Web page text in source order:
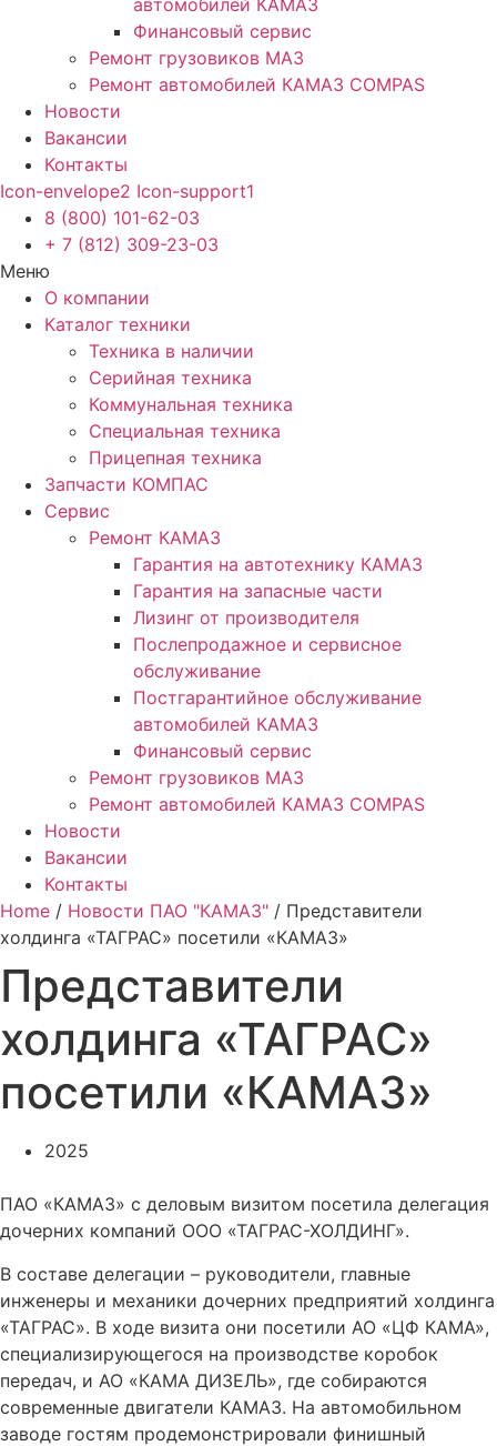
автомобилей КАМАЗ
Финансовый сервис
Ремонт грузовиков МАЗ
Ремонт автомобилей КАМАЗ COMPAS
Новости
Вакансии
Контакты
Icon-envelope2 Icon-support1
8 (800) 101-62-03
+ 7 (812) 309-23-03
Меню
О компании
Каталог техники
Техника в наличии
Серийная техника
Коммунальная техника
Специальная техника
Прицепная техника
Запчасти КОМПАС
Сервис
Ремонт КАМАЗ
Гарантия на автотехнику КАМАЗ
Гарантия на запасные части
Лизинг от производителя
Послепродажное и сервисное
обслуживание
Постгарантийное обслуживание
автомобилей КАМАЗ
Финансовый сервис
Ремонт грузовиков МАЗ
Ремонт автомобилей КАМАЗ COMPAS
Новости
Вакансии
Контакты
Home / Новости ПАО "КАМАЗ" / Представители
холдинга «ТАГРАС» посетили «КАМАЗ»
Представители
холдинга «ТАГРАС»
посетили «КАМАЗ»
2025
ПАО «КАМАЗ» с деловым визитом посетила делегация
дочерних компаний ООО «ТАГРАС-ХОЛДИНГ».
В составе делегации – руководители, главные
инженеры и механики дочерних предприятий холдинга
«ТАГРАС». В ходе визита они посетили АО «ЦФ КАМА»,
специализирующегося на производстве коробок
передач, и АО «КАМА ДИЗЕЛЬ», где собираются
современные двигатели КАМАЗ. На автомобильном
заводе гостям продемонстрировали финишный